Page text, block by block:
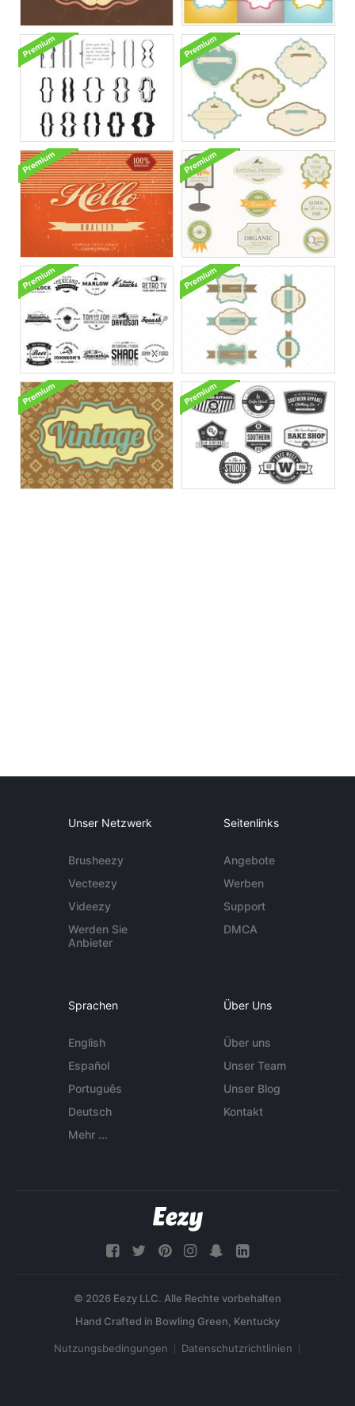
Unser Netzwerk
Brusheezy
Vecteezy
Videezy
Werden Sie
Anbieter
Seitenlinks
Angebote
Werben
Support
DMCA
Sprachen
English
Español
Português
Deutsch
Mehr ...
Über Uns
Über uns
Unser Team
Unser Blog
Kontakt
© 2026 Eezy LLC. Alle Rechte vorbehalten
Nutzungsbedingungen Datenschutzrichtlinien